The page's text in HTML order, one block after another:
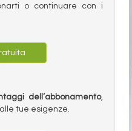
o continuare con i
dell’abbonamento,
tue esigenze.